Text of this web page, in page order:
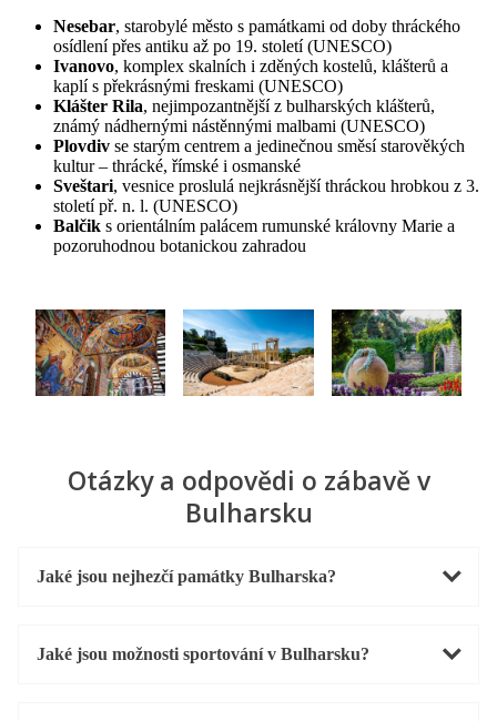
Nesebar, starobylé město s památkami od doby thráckého
osídlení přes antiku až po 19. století (UNESCO)
Ivanovo, komplex skalních i zděných kostelů, klášterů a
kaplí s překrásnými freskami (UNESCO)
Klášter Rila, nejimpozantnější z bulharských klášterů,
známý nádhernými nástěnnými malbami (UNESCO)
Plovdiv se starým centrem a jedinečnou směsí starověkých
kultur – thrácké, římské i osmanské
Sveštari, vesnice proslulá nejkrásnější thráckou hrobkou z 3.
století př. n. l. (UNESCO)
Balčik s orientálním palácem rumunské královny Marie a
pozoruhodnou botanickou zahradou
Otázky a odpovědi o zábavě v
Bulharsku
Jaké jsou nejhezčí památky Bulharska?
Jaké jsou možnosti sportování v Bulharsku?